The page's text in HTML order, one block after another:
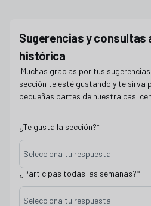
Sugerencias y consultas
histórica
¡Muchas gracias por tus
sección te esté gustando y te sirva
pequeñas partes de nuestra casi
¿Te gusta la sección?*
Selecciona tu respuesta
¿Participas todas las semanas?*
Selecciona tu respuesta